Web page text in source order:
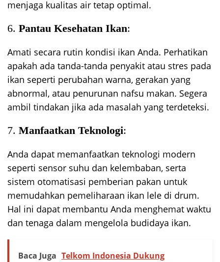
menjaga kualitas air tetap optimal.
6. Pantau Kesehatan Ikan:
Amati secara rutin kondisi ikan Anda. Perhatikan
apakah ada tanda-tanda penyakit atau stres pada
ikan seperti perubahan warna, gerakan yang
abnormal, atau penurunan nafsu makan. Segera
ambil tindakan jika ada masalah yang terdeteksi.
7. Manfaatkan Teknologi:
Anda dapat memanfaatkan teknologi modern
seperti sensor suhu dan kelembaban, serta
sistem otomatisasi pemberian pakan untuk
memudahkan pemeliharaan ikan lele di drum.
Hal ini dapat membantu Anda menghemat waktu
dan tenaga dalam mengelola budidaya ikan.
Baca Juga Telkom Indonesia Dukung